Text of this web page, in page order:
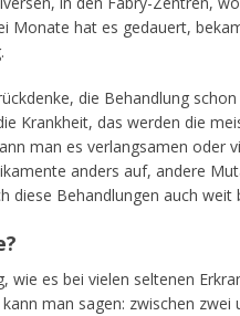
Monate hat es gedauert,
die Behandlung
Krankheit, das werden die
man es verlangsamen
anders auf, andere
diese Behandlungen auch weit
wie es bei vielen seltenen
man sagen: zwischen